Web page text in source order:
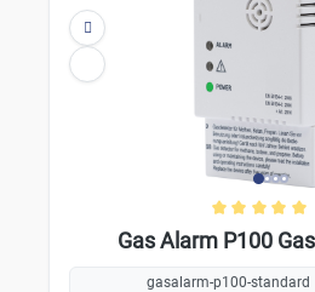
Gas Alarm P100
gasalarm-p100-standard